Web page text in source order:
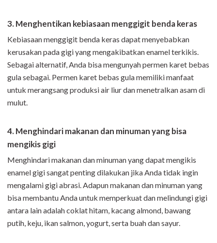
3. Menghentikan kebiasaan menggigit benda keras
Kebiasaan menggigit benda keras dapat menyebabkan
kerusakan pada gigi yang mengakibatkan enamel terkikis.
Sebagai alternatif, Anda bisa mengunyah permen karet bebas
gula sebagai. Permen karet bebas gula memiliki manfaat
untuk merangsang produksi air liur dan menetralkan asam di
mulut.
4. Menghindari makanan dan minuman yang bisa
mengikis gigi
Menghindari makanan dan minuman yang dapat mengikis
enamel gigi sangat penting dilakukan jika Anda tidak ingin
mengalami gigi abrasi. Adapun makanan dan minuman yang
bisa membantu Anda untuk memperkuat dan melindungi gigi
antara lain adalah coklat hitam, kacang almond, bawang
putih, keju, ikan salmon, yogurt, serta buah dan sayur.